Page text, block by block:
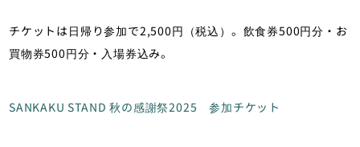
チケットは日帰り参加で2,500円（税込）。飲食券500円分・お
買物券500円分・入場券込み。
SANKAKU STAND 秋の感謝祭2025 参加チケット